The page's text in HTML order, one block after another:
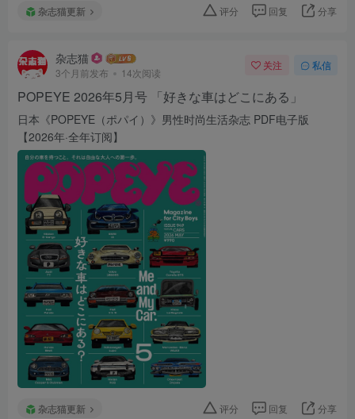
杂志猫更新 评分 回复 分享
杂志猫
3个月前发布 14次阅读
关注 私信
POPEYE 2026年5月号 「好きな車はどこにある」
日本《POPEYE（ポパイ）》男性时尚生活杂志 PDF电子版
【2026年·全年订阅】
杂志猫更新 评分 回复 分享